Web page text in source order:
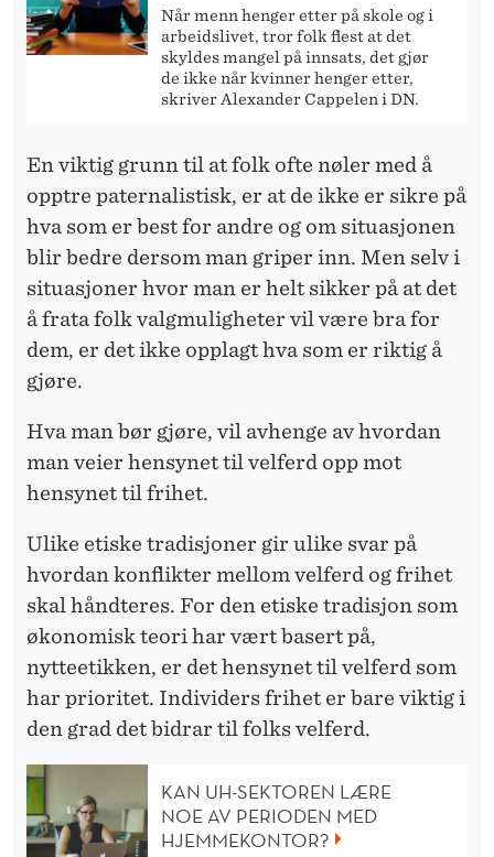
Når menn henger etter på skole og i
arbeidslivet, tror folk flest at det
skyldes mangel på innsats, det gjør
de ikke når kvinner henger etter,
skriver Alexander Cappelen i DN.
En viktig grunn til at folk ofte nøler med å
opptre paternalistisk, er at de ikke er sikre på
hva som er best for andre og om situasjonen
blir bedre dersom man griper inn. Men selv i
situasjoner hvor man er helt sikker på at det
å frata folk valgmuligheter vil være bra for
dem, er det ikke opplagt hva som er riktig å
gjøre.
Hva man bør gjøre, vil avhenge av hvordan
man veier hensynet til velferd opp mot
hensynet til frihet.
Ulike etiske tradisjoner gir ulike svar på
hvordan konflikter mellom velferd og frihet
skal håndteres. For den etiske tradisjon som
økonomisk teori har vært basert på,
nytteetikken, er det hensynet til velferd som
har prioritet. Individers frihet er bare viktig i
den grad det bidrar til folks velferd.
KAN UH-SEKTOREN LÆRE
NOE AV PERIODEN MED
HJEMMEKONTOR?